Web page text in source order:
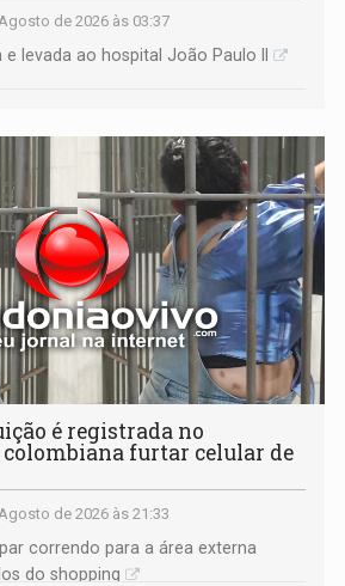
de 2026 às 03:37
levada ao hospital João Paulo II
é registrada no
furtar celular de
de 2026 às 21:33
correndo para a área externa
do shopping